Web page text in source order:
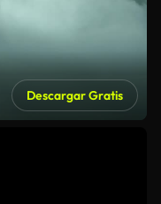
Descargar Gratis